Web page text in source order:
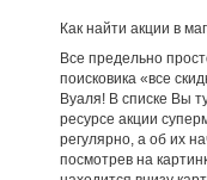
Как найти акции в
Все предельно
поисковика «все
Вуаля! В списке Вы
ресурсе акции
регулярно, а об их
посмотрев на